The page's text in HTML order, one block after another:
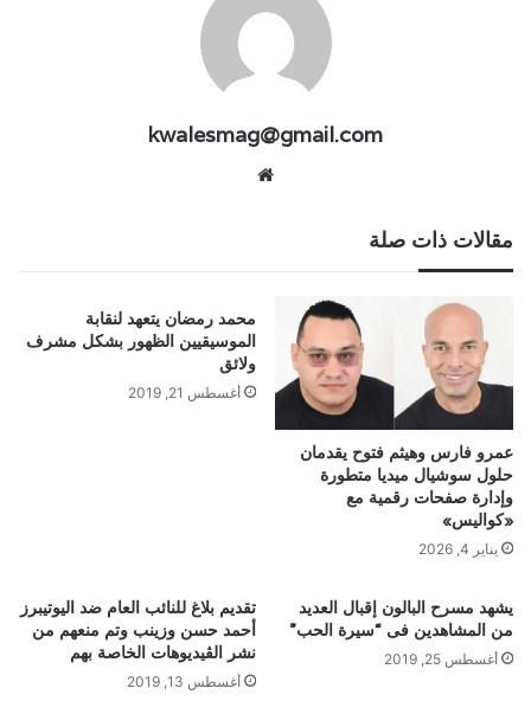
kwalesmag@gmail.com
مقالات ذات صلة
عمرو فارس وهيثم فتوح يقدمان
حلول سوشيال ميديا متطورة
وإدارة صفحات رقمية مع
«كواليس»
يناير 4, 2026
محمد رمضان يتعهد لنقابة
الموسيقيين الظهور بشكل مشرف
ولائق
أغسطس 21, 2019
يشهد مسرح البالون إقبال العديد
من المشاهدين فى “سيرة الحب”
أغسطس 25, 2019
تقديم بلاغ للنائب العام ضد اليوتيبرز
أحمد حسن وزينب وتم منعهم من
نشر الڤيديوهات الخاصة بهم
أغسطس 13, 2019